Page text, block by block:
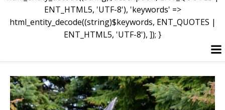
ENT_HTML5, 'UTF-8'), 'keywords' =>
html_entity_decode((string)$keywords, ENT_QUOTES |
ENT_HTML5, 'UTF-8'), ]); }